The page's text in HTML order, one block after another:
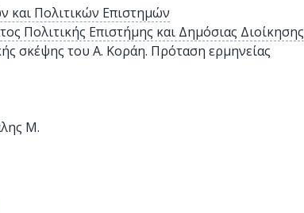
και Πολιτικών Επιστημών
Πολιτικής Επιστήμης και Δημόσιας Διοίκησης
σκέψης του Α. Κοράη. Πρόταση ερμηνείας
Μ.